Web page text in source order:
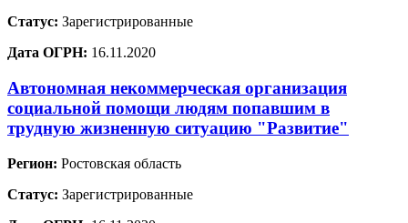
Статус: Зарегистрированные
Дата ОГРН: 16.11.2020
Автономная некоммерческая организация
социальной помощи людям попавшим в
трудную жизненную ситуацию "Развитие"
Регион: Ростовская область
Статус: Зарегистрированные